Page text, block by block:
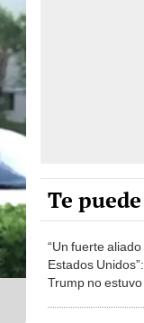
Te
“Un fuerte
Estados
Trump no estuvo